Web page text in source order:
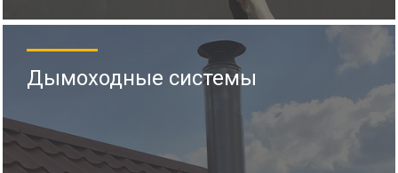
Дымоходные системы